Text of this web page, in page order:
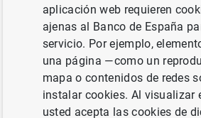
aplicación web requieren
ajenas al Banco de España
servicio. Por ejemplo,
una página —como un
mapa o contenidos de redes
instalar cookies. Al visualizar
usted acepta las cookies de